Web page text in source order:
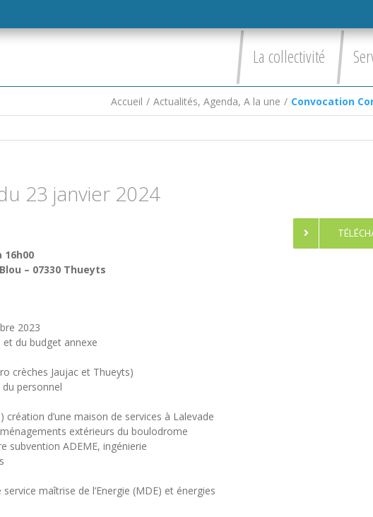
La collectivité
Accueil / Actualités, Agenda, A la une / Convocation
23 janvier 2024
16h00
– 07330 Thueyts
2023
et du budget annexe
crèches Jaujac et Thueyts)
personnel
d’une maison de services à Lalevade
extérieurs du boulodrome
subvention ADEME, ingénierie
maîtrise de l’Energie (MDE) et énergies